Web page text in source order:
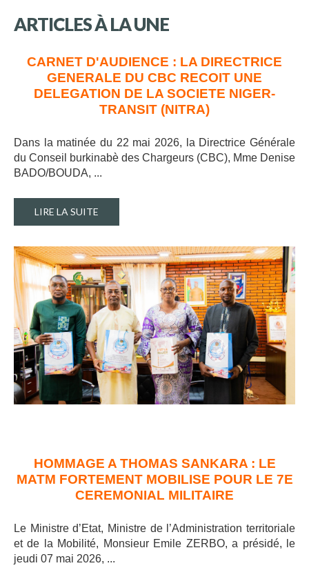
ARTICLESÀLAUNE
CARNET D'AUDIENCE : LA DIRECTRICE
GENERALE DU CBC RECOIT UNE
DELEGATION DE LA SOCIETE NIGER-
TRANSIT (NITRA)
Dans la matinée du 22 mai 2026, la Directrice Générale
du Conseil burkinabè des Chargeurs (CBC), Mme Denise
BADO/BOUDA, ...
LIRE LA SUITE
HOMMAGE A THOMAS SANKARA : LE
MATM FORTEMENT MOBILISE POUR LE 7E
CEREMONIAL MILITAIRE
Le Ministre d’Etat, Ministre de l’Administration territoriale
et de la Mobilité, Monsieur Emile ZERBO, a présidé, le
jeudi 07 mai 2026, ...